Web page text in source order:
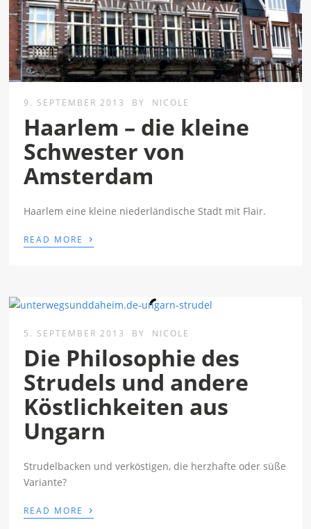
9. SEPTEMBER 2013 BY NICOLE
Haarlem – die kleine
Schwester von
Amsterdam
Haarlem eine kleine niederländische Stadt mit Flair.
READ MORE ›
5. SEPTEMBER 2013 BY NICOLE
Die Philosophie des
Strudels und andere
Köstlichkeiten aus
Ungarn
Strudelbacken und verköstigen, die herzhafte oder süße
Variante?
READ MORE ›